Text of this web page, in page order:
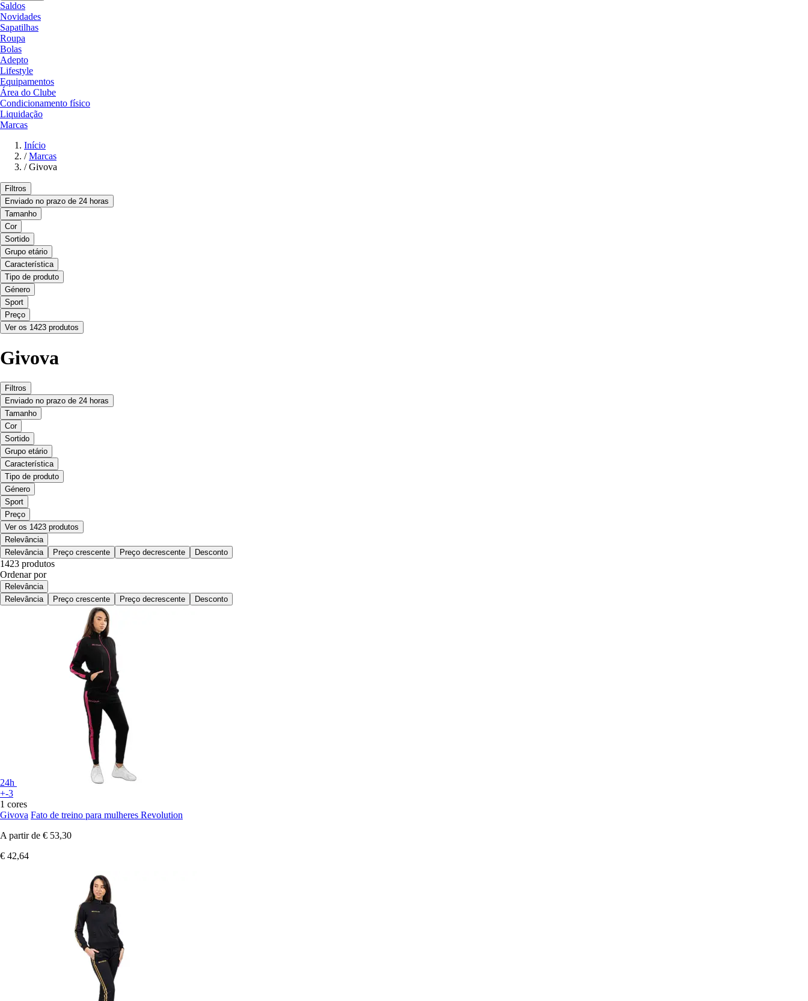
Saldos
Novidades
Sapatilhas
Roupa
Bolas
Adepto
Lifestyle
Equipamentos
Área do Clube
Condicionamento físico
Liquidação
Marcas
Início
/ Marcas
/ Givova
Filtros
Enviado no prazo de 24 horas
Tamanho
Cor
Sortido
Grupo etário
Característica
Tipo de produto
Género
Sport
Preço
Ver os 1423 produtos
Givova
Filtros
Enviado no prazo de 24 horas
Tamanho
Cor
Sortido
Grupo etário
Característica
Tipo de produto
Género
Sport
Preço
Ver os 1423 produtos
Relevância
Relevância
Preço crescente Preço decrescente Desconto
1423 produtos
Ordenar por
Relevância
Relevância
Preço crescente Preço decrescente Desconto
24h
+-3
1 cores
Givova Fato de treino para mulheres Revolution
A partir de € 53,30
€ 42,64